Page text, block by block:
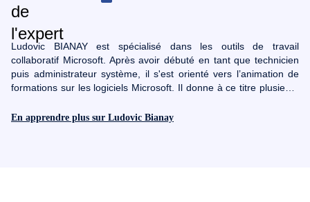
Ludovic BIANAY est spécialisé dans les outils de travail
collaboratif Microsoft. Après avoir débuté en tant que technicien
puis administrateur système, il s'est orienté vers l’animation de
formations sur les logiciels Microsoft. Il donne à ce titre plusieurs
quotidienne des outils collaboratifs Microsoft. Il a obtenu des
En apprendre plus sur Ludovic Bianay